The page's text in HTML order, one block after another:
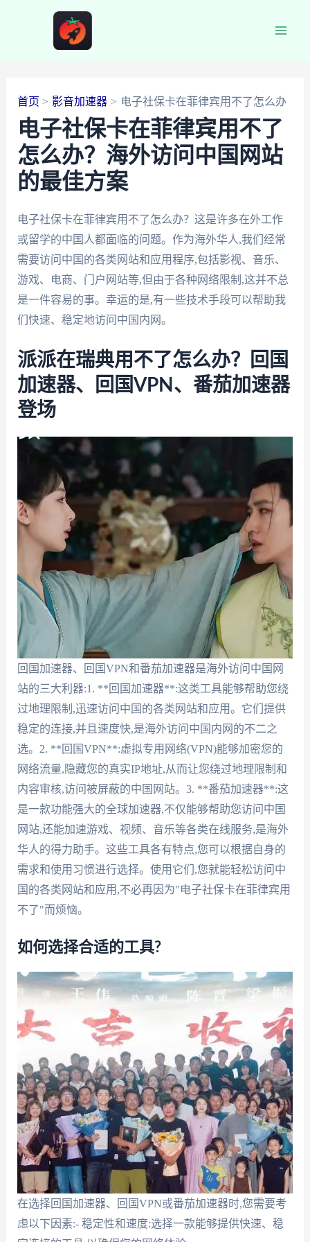
首页 影音加速器 电子社保卡在菲律宾用不了怎么办
电子社保卡在菲律宾用不了
怎么办？海外访问中国网站
的最佳方案
电子社保卡在菲律宾用不了怎么办？这是许多在外工作
或留学的中国人都面临的问题。作为海外华人,我们经常
需要访问中国的各类网站和应用程序,包括影视、音乐、
游戏、电商、门户网站等,但由于各种网络限制,这并不总
是一件容易的事。幸运的是,有一些技术手段可以帮助我
们快速、稳定地访问中国内网。
派派在瑞典用不了怎么办？回国
加速器、回国VPN、番茄加速器
登场
回国加速器、回国VPN和番茄加速器是海外访问中国网
站的三大利器:1. **回国加速器**:这类工具能够帮助您绕
过地理限制,迅速访问中国的各类网站和应用。它们提供
稳定的连接,并且速度快,是海外访问中国内网的不二之
选。2. **回国VPN**:虚拟专用网络(VPN)能够加密您的
网络流量,隐藏您的真实IP地址,从而让您绕过地理限制和
内容审核,访问被屏蔽的中国网站。3. **番茄加速器**:这
是一款功能强大的全球加速器,不仅能够帮助您访问中国
网站,还能加速游戏、视频、音乐等各类在线服务,是海外
华人的得力助手。这些工具各有特点,您可以根据自身的
需求和使用习惯进行选择。使用它们,您就能轻松访问中
国的各类网站和应用,不必再因为"电子社保卡在菲律宾用
不了"而烦恼。
如何选择合适的工具?
在选择回国加速器、回国VPN或番茄加速器时,您需要考
虑以下因素:- 稳定性和速度:选择一款能够提供快速、稳